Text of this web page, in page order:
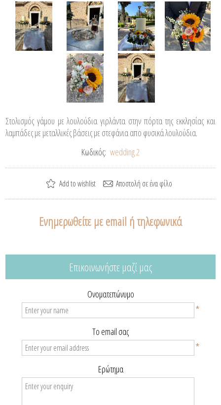
Στολισμός γάμου με λουλούδια γιρλάντα στην πόρτα της εκκλησίας και
λαμπάδες με μεταλλικές βάσεις με στεφάνια απο φυσικά λουλούδια.
Κωδικός: wedding 2
Ενημερωθείτε με email ή τηλεφωνικά
Επικοινωνήστε μαζί μας
Ονοματεπώνυμο
*
Το email σας
*
Ερώτημα